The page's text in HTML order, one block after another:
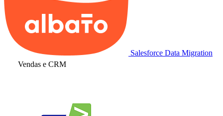
Salesforce Data Migration
Vendas e CRM